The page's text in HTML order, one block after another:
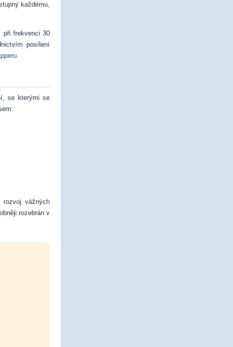
každému,
při frekvenci 30
posílení
.
se kterými se
rozvoj vážných
rozebrán v